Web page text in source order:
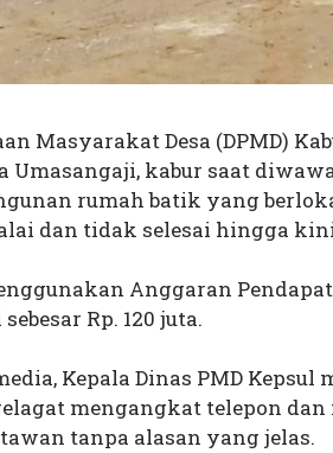
Masyarakat Desa (DPMD)
Umasangaji, kabur saat
rumah batik yang
dan tidak selesai hingga
Anggaran
Rp. 120 juta.
Kepala Dinas PMD Kepsul
mengangkat telepon dan
tanpa alasan yang jelas.